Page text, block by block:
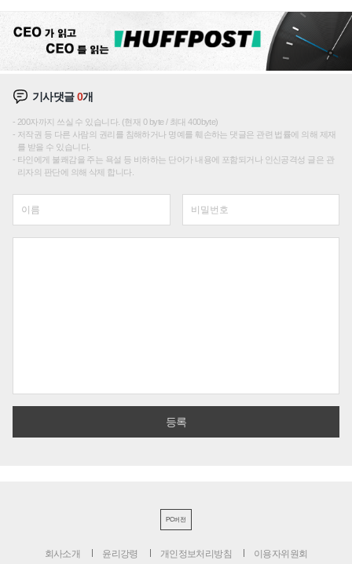
기사댓글0개
200자까지 쓰실 수 있습니다. (현재 0 byte / 최대 400byte)
저작권 등 다른 사람의 권리를 침해하거나 명예를 훼손하는 댓글은 관련 법률에 의해 제재
를 받을 수 있습니다.
타인에게 불쾌감을 주는 욕설 등 비하하는 단어가 내용에 포함되거나 인신공격성 글은 관
리자의 판단에 의해 삭제 합니다.
PC버전
회사소개 윤리강령 개인정보처리방침 이용자위원회